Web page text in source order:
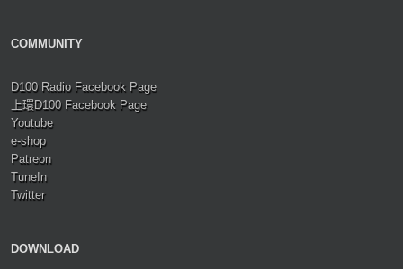
COMMUNITY
D100 Radio Facebook Page
上環D100 Facebook Page
Youtube
e-shop
Patreon
TuneIn
Twitter
DOWNLOAD